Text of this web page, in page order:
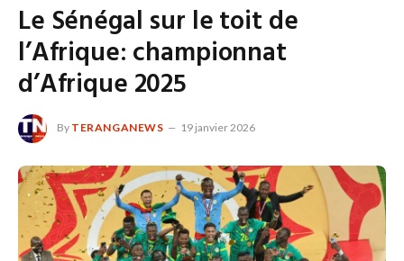
Le Sénégal sur le toit de
l’Afrique: championnat
d’Afrique 2025
By TERANGANEWS 19 janvier 2026